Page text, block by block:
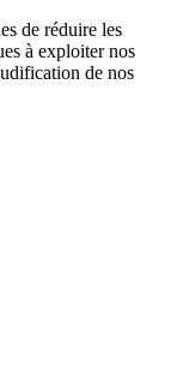
de réduire les
à exploiter nos
de nos